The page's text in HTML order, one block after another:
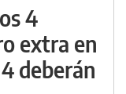
4
extra en
deberán